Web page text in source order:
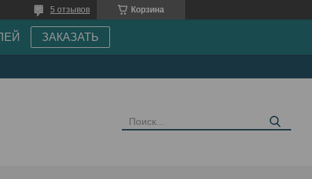
Корзина
5 отзывов
ЗАКАЗАТЬ